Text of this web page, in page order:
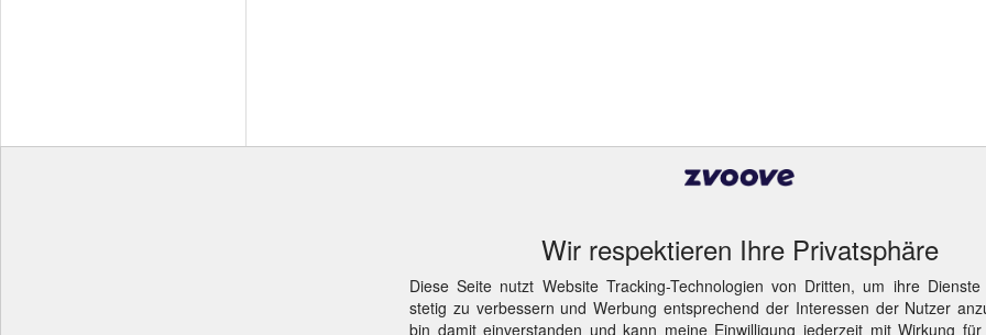
Wir respektieren Ihre Privatsphäre
Diese Seite nutzt Website Tracking-Technologien von Dritten, um ihre Dienste
stetig zu verbessern und Werbung entsprechend der Interessen der Nutzer
bin damit einverstanden und kann meine Einwilligung jederzeit mit Wirkung